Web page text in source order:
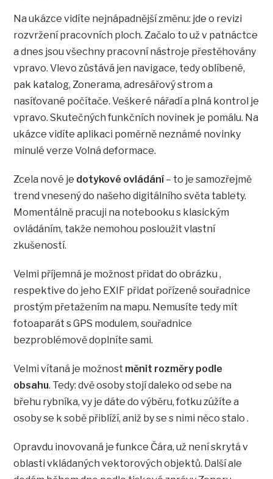
Na ukázce vidíte nejnápadnější změnu: jde o revizi
rozvržení pracovních ploch. Začalo to už v patnáctce
a dnes jsou všechny pracovní nástroje přestěhovány
vpravo. Vlevo zůstává jen navigace, tedy oblíbené,
pak katalog, Zonerama, adresářový strom a
nasíťované počítače. Veškeré nářadí a plná kontrol je
vpravo. Skutečných funkčních novinek je pomálu. Na
ukázce vidíte aplikaci poměrně neznámé novinky
minulé verze Volná deformace.
Zcela nové je dotykové ovládání– to je samozřejmě
trend vnesený do našeho digitálního světa tablety.
Momentálně pracuji na notebooku s klasickým
ovládáním, takže nemohou posloužit vlastní
zkušeností.
Velmi příjemná je možnost přidat do obrázku ,
respektive do jeho EXIF přidat pořízené souřadnice
prostým přetažením na mapu. Nemusíte tedy mít
fotoaparát s GPS modulem, souřadnice
bezproblémově doplníte sami.
Velmi vítaná je možnost měnit rozměry podle
obsahu. Tedy: dvě osoby stojí daleko od sebe na
břehu rybníka, vy je dáte do výběru, fotku zúžíte a
osoby se k sobě přiblíží, aniž by se s nimi něco stalo .
Opravdu inovovaná je funkce Čára, už není skrytá v
oblasti vkládaných vektorových objektů. Další ale